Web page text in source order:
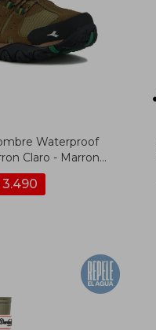
Waterproof
Claro - Marron
3.490